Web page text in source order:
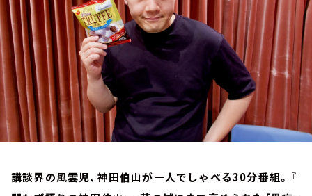
講談界の風雲児、神田伯山が一人でしゃべる30分番組。『